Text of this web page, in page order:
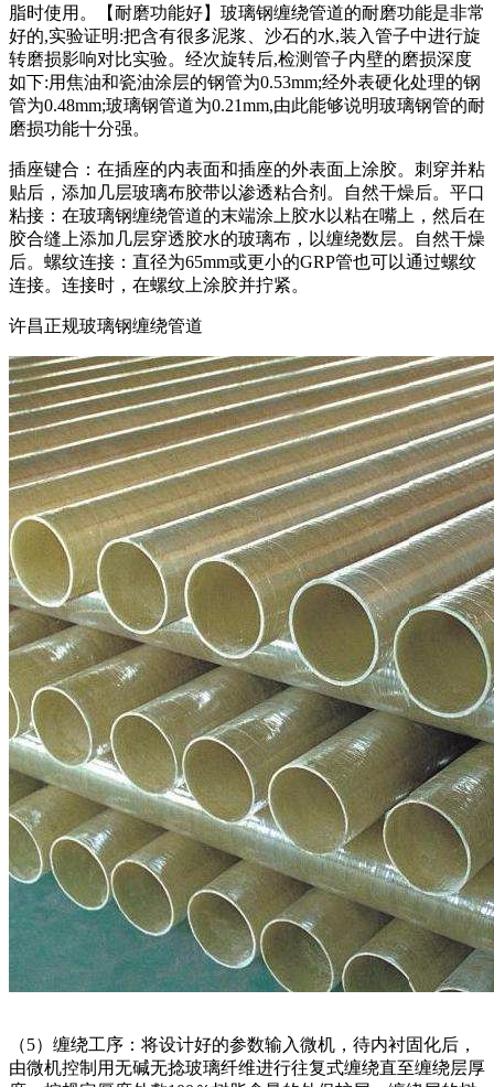
脂时使用。【耐磨功能好】玻璃钢缠绕管道的耐磨功能是非常
好的,实验证明:把含有很多泥浆、沙石的水,装入管子中进行旋
转磨损影响对比实验。经次旋转后,检测管子内壁的磨损深度
如下:用焦油和瓷油涂层的钢管为0.53mm;经外表硬化处理的钢
管为0.48mm;玻璃钢管道为0.21mm,由此能够说明玻璃钢管的耐
磨损功能十分强。
插座键合：在插座的内表面和插座的外表面上涂胶。刺穿并粘
贴后，添加几层玻璃布胶带以渗透粘合剂。自然干燥后。平口
粘接：在玻璃钢缠绕管道的末端涂上胶水以粘在嘴上，然后在
胶合缝上添加几层穿透胶水的玻璃布，以缠绕数层。自然干燥
后。螺纹连接：直径为65mm或更小的GRP管也可以通过螺纹
连接。连接时，在螺纹上涂胶并拧紧。
许昌正规玻璃钢缠绕管道
（5）缠绕工序：将设计好的参数输入微机，待内衬固化后，
由微机控制用无碱无捻玻璃纤维进行往复式缠绕直至缠绕层厚